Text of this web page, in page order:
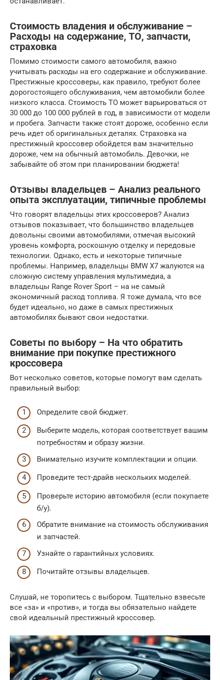
Стоимость владения и обслуживание –
Расходы на содержание, ТО, запчасти,
страховка
Помимо стоимости самого автомобиля, важно
учитывать расходы на его содержание и обслуживание.
Престижные кроссоверы, как правило, требуют более
дорогостоящего обслуживания, чем автомобили более
низкого класса. Стоимость ТО может варьироваться от
30 000 до 100 000 рублей в год, в зависимости от модели
и пробега. Запчасти также стоят дороже, особенно если
речь идет об оригинальных деталях. Страховка на
престижный кроссовер обойдется вам значительно
дороже, чем на обычный автомобиль. Девочки, не
забывайте об этом при планировании бюджета!
Отзывы владельцев – Анализ реального
опыта эксплуатации, типичные проблемы
Что говорят владельцы этих кроссоверов? Анализ
отзывов показывает, что большинство владельцев
довольны своими автомобилями, отмечая высокий
уровень комфорта, роскошную отделку и передовые
технологии. Однако, есть и некоторые типичные
проблемы. Например, владельцы BMW X7 жалуются на
сложную систему управления мультимедиа, а
владельцы Range Rover Sport – на не самый
экономичный расход топлива. Я тоже думала, что все
будет идеально, но даже в самых престижных
автомобилях бывают свои недостатки.
Советы по выбору – На что обратить
внимание при покупке престижного
кроссовера
Вот несколько советов, которые помогут вам сделать
правильный выбор:
Определите свой бюджет.
Выберите модель, которая соответствует вашим
потребностям и образу жизни.
Внимательно изучите комплектации и опции.
Проведите тест-драйв нескольких моделей.
Проверьте историю автомобиля (если покупаете
б/у).
Обратите внимание на стоимость обслуживания
и запчастей.
Узнайте о гарантийных условиях.
Почитайте отзывы владельцев.
Слушай, не торопитесь с выбором. Тщательно взвесьте
все «за» и «против», и тогда вы обязательно найдете
свой идеальный престижный кроссовер.